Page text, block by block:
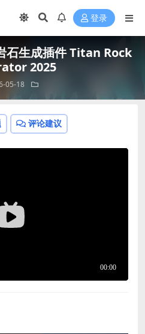
登录
石生成插件 Titan Rock
2025
05-18
评论建议